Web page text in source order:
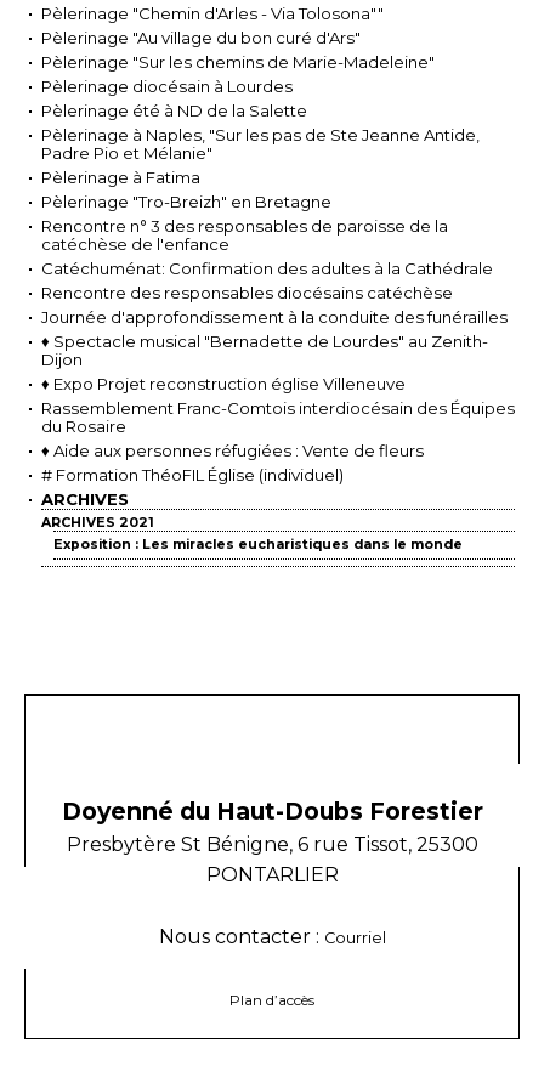
Pèlerinage "Chemin d'Arles - Via Tolosona""
Pèlerinage "Au village du bon curé d'Ars"
Pèlerinage "Sur les chemins de Marie-Madeleine"
Pèlerinage diocésain à Lourdes
Pèlerinage été à ND de la Salette
Pèlerinage à Naples, "Sur les pas de Ste Jeanne Antide,
Padre Pio et Mélanie"
Pèlerinage à Fatima
Pèlerinage "Tro-Breizh" en Bretagne
Rencontre n° 3 des responsables de paroisse de la
catéchèse de l'enfance
Catéchuménat: Confirmation des adultes à la Cathédrale
Rencontre des responsables diocésains catéchèse
Journée d'approfondissement à la conduite des funérailles
♦ Spectacle musical "Bernadette de Lourdes" au Zenith-
Dijon
♦ Expo Projet reconstruction église Villeneuve
Rassemblement Franc-Comtois interdiocésain des Équipes
du Rosaire
♦ Aide aux personnes réfugiées : Vente de fleurs
# Formation ThéoFIL Église (individuel)
ARCHIVES
ARCHIVES 2021
Exposition : Les miracles eucharistiques dans le monde
Doyenné du Haut-Doubs Forestier
Presbytère St Bénigne, 6 rue Tissot, 25300
PONTARLIER
Nous contacter : Courriel
Plan d’accès